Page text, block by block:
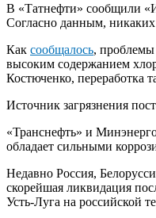
В «Татнефти» сообщили
Согласно данным,
Как сообщалось, проблемы
высоким содержанием
Костюченко, переработка
Источник загрязнения
«Транснефть» и
обладает сильными
Недавно Россия,
скорейшая ликвидация
Усть-Луга на российской